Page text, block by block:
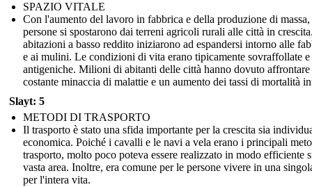
SPAZIO VITALE
Con l'aumento del lavoro in fabbrica e della produzione di massa,
persone si spostarono dai terreni agricoli rurali alle città in
abitazioni a basso reddito iniziarono ad espandersi intorno alle
e ai mulini. Le condizioni di vita erano tipicamente sovraffollate e
antigeniche. Milioni di abitanti delle città hanno dovuto affrontare
costante minaccia di malattie e un aumento dei tassi di mortalità
Slayt: 5
METODI DI TRASPORTO
Il trasporto è stato una sfida importante per la crescita sia
economica. Poiché i cavalli e le navi a vela erano i principali
trasporto, molto poco poteva essere realizzato in modo efficiente
vasta area. Inoltre, era comune per le persone vivere in una
per l'intera vita.